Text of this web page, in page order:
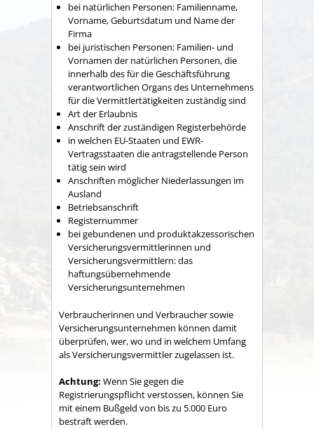
bei natürlichen Personen: Familienname,
Vorname, Geburtsdatum und Name der
Firma
bei juristischen Personen: Familien- und
Vornamen der natürlichen Personen, die
innerhalb des für die Geschäftsführung
verantwortlichen Organs des Unternehmens
für die Vermittlertätigkeiten zuständig sind
Art der Erlaubnis
Anschrift der zuständigen Registerbehörde
in welchen EU-Staaten und EWR-
Vertragsstaaten die antragstellende Person
tätig sein wird
Anschriften möglicher Niederlassungen im
Ausland
Betriebsanschrift
Registernummer
bei gebundenen und produktakzessorischen
Versicherungsvermittlerinnen und
Versicherungsvermittlern: das
haftungsübernehmende
Versicherungsunternehmen
Verbraucherinnen und Verbraucher sowie
Versicherungsunternehmen können damit
überprüfen, wer, wo und in welchem Umfang
als Versicherungsvermittler zugelassen ist.
Achtung: Wenn Sie gegen die
Registrierungspflicht verstossen, können Sie
mit einem Bußgeld von bis zu 5.000 Euro
bestraft werden.